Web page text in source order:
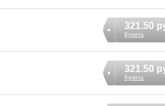
321.50
Купить
321.50
Купить